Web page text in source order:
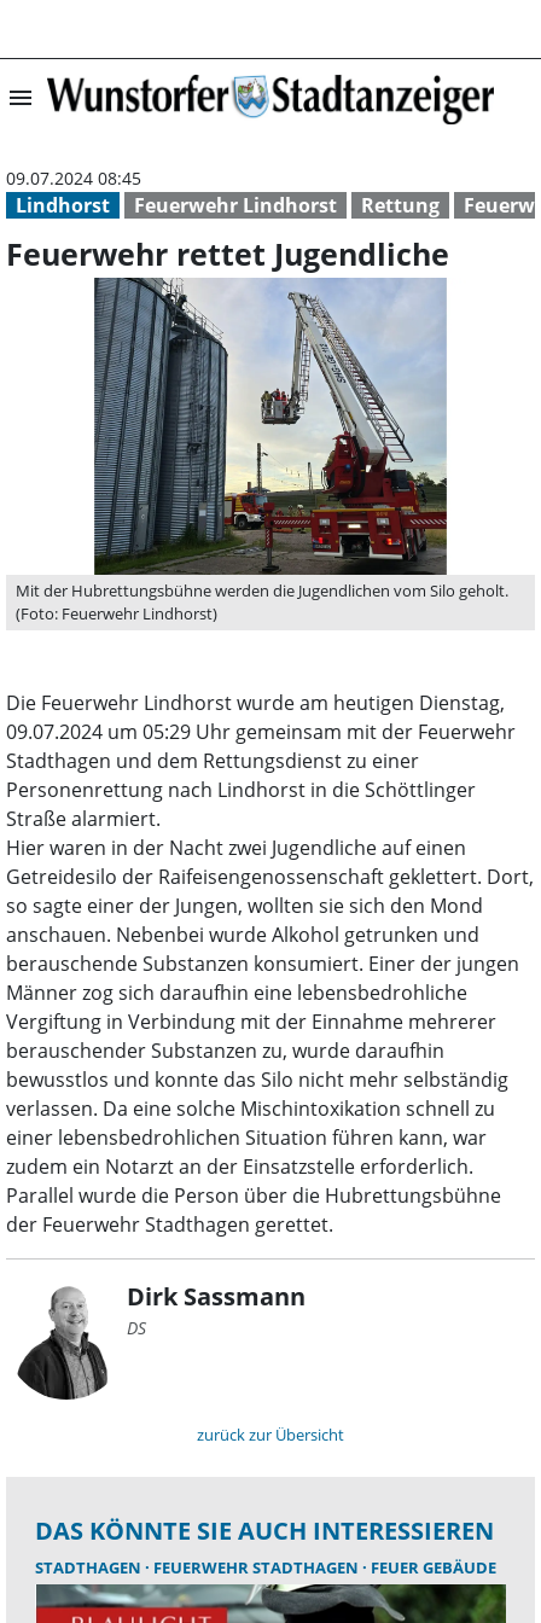
menu Feuerwehr
Lindhorst Feuerwehr Lindhorst Rettung
09.07.2024 08:45
Feuerwehr rettet Jugendliche
Mit der Hubrettungsbühne werden die Jugendlichen vom Silo geholt.
(Foto: Feuerwehr Lindhorst)
Die Feuerwehr Lindhorst wurde am heutigen Dienstag,
09.07.2024 um 05:29 Uhr gemeinsam mit der Feuerwehr
Stadthagen und dem Rettungsdienst zu einer
Personenrettung nach Lindhorst in die Schöttlinger
Straße alarmiert.
Hier waren in der Nacht zwei Jugendliche auf einen
Getreidesilo der Raifeisengenossenschaft geklettert. Dort,
so sagte einer der Jungen, wollten sie sich den Mond
anschauen. Nebenbei wurde Alkohol getrunken und
berauschende Substanzen konsumiert. Einer der jungen
Männer zog sich daraufhin eine lebensbedrohliche
Vergiftung in Verbindung mit der Einnahme mehrerer
berauschender Substanzen zu, wurde daraufhin
bewusstlos und konnte das Silo nicht mehr selbständig
verlassen. Da eine solche Mischintoxikation schnell zu
einer lebensbedrohlichen Situation führen kann, war
zudem ein Notarzt an der Einsatzstelle erforderlich.
Parallel wurde die Person über die Hubrettungsbühne
der Feuerwehr Stadthagen gerettet.
Dirk Sassmann
DS
zurück zur Übersicht
DAS KÖNNTE SIE AUCH INTERESSIEREN
STADTHAGEN FEUERWEHR STADTHAGEN FEUER GEBÄUDE